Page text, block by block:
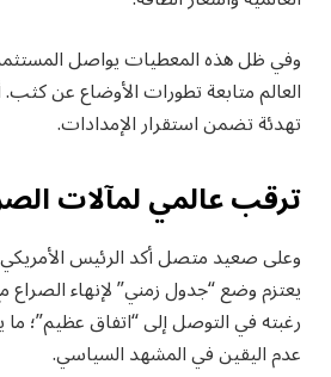
وفي ظل هذه المعطيات يواصل
العالم متابعة تطورات الأوضاع عن
تهدئة تضمن استقرار الإمدادات.
ترقب عالمي لمآلات
وعلى صعيد متصل أكد الرئيس الأمريكي
يعتزم وضع “جدول زمني” لإنهاء
رغبته في التوصل إلى “اتفاق عظيم”؛
عدم اليقين في المشهد السياسي.